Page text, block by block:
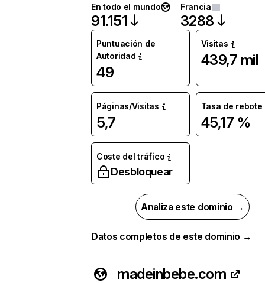
En todo el mundo
91.151
Francia
3288
Puntuación de
Autoridad
49
Visitas
439,7 mil
Páginas/Visitas
5,7
Tasa de rebote
45,17 %
Coste del tráfico
Desbloquear
Analiza este dominio →
Datos completos de este dominio →
madeinbebe.com